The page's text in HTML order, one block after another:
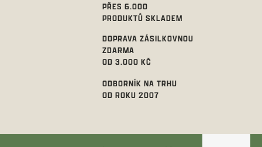
PŘES 6.000
PRODUKTŮ SKLADEM
DOPRAVA ZÁSILKOVNOU
ZDARMA
OD 3.000 KČ
ODBORNÍK NA TRHU
OD ROKU 2007